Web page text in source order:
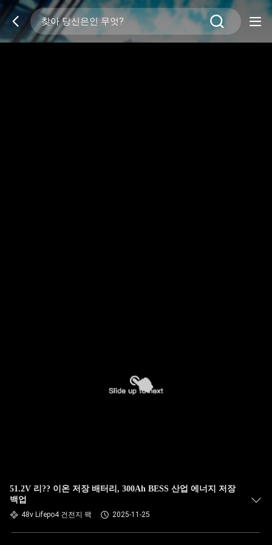
51.2V 리?? 이온 저장 배터리, 300Ah BESS 산업 에너지 저장
백업
48v Lifepo4 건전지 팩 2025-11-25